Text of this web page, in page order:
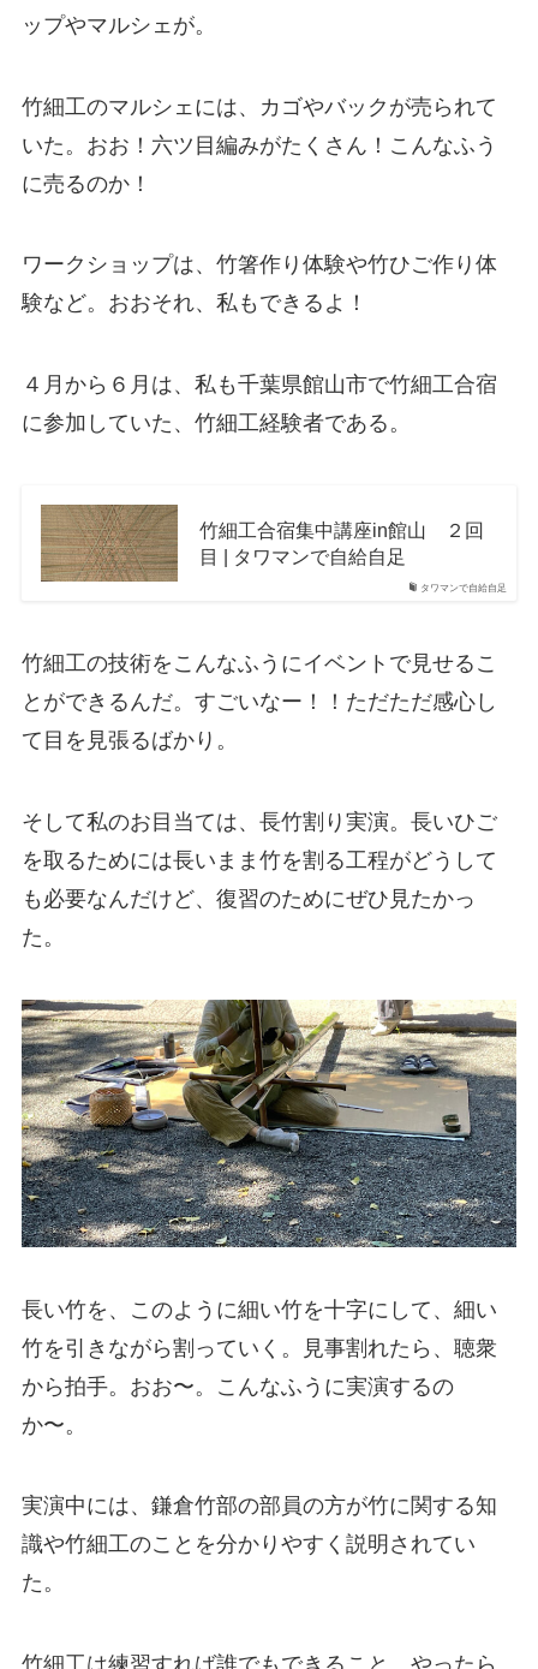
ップやマルシェが。
竹細工のマルシェには、カゴやバックが売られて
いた。おお！六ツ目編みがたくさん！こんなふう
に売るのか！
ワークショップは、竹箸作り体験や竹ひご作り体
験など。おおそれ、私もできるよ！
４月から６月は、私も千葉県館山市で竹細工合宿
に参加していた、竹細工経験者である。
タワマンで自給自足
竹細工合宿集中講座in館山 ２回
目 | タワマンで自給自足
竹細工の技術をこんなふうにイベントで見せるこ
とができるんだ。すごいなー！！ただただ感心し
て目を見張るばかり。
そして私のお目当ては、長竹割り実演。長いひご
を取るためには長いまま竹を割る工程がどうして
も必要なんだけど、復習のためにぜひ見たかっ
た。
長い竹を、このように細い竹を十字にして、細い
竹を引きながら割っていく。見事割れたら、聴衆
から拍手。おお〜。こんなふうに実演するの
か〜。
実演中には、鎌倉竹部の部員の方が竹に関する知
識や竹細工のことを分かりやすく説明されてい
た。